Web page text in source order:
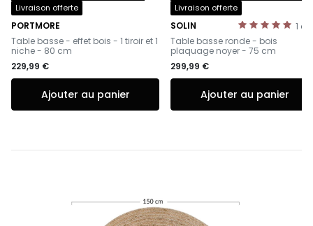
Livraison offerte
PORTMORE
-
Table basse - effet bois - 1 tiroir et 1
niche - 80 cm
229,99 €
Ajouter au panier
Livraison offerte
1
SOLIN
-
Table basse ronde - bois
plaquage noyer - 75 cm
299,99 €
Ajouter au panier